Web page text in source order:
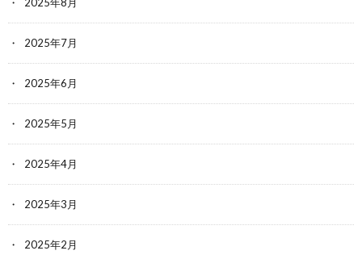
2025年7月
2025年6月
2025年5月
2025年4月
2025年3月
2025年2月